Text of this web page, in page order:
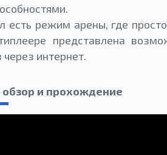
режим арены, где
представлена
интернет.
и прохождение